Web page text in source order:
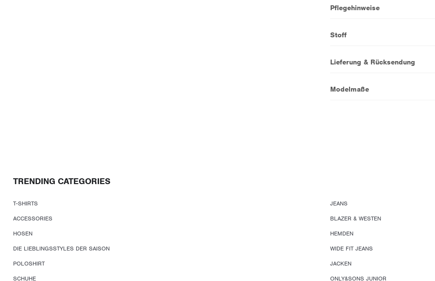
Pflegehinweise
Stoff
Lieferung & Rücksendung
Modelmaße
TRENDING CATEGORIES
T-SHIRTS
JEANS
ACCESSORIES
BLAZER & WESTEN
HOSEN
HEMDEN
DIE LIEBLINGSSTYLES DER SAISON
WIDE FIT JEANS
POLOSHIRT
JACKEN
SCHUHE
ONLY&SONS JUNIOR